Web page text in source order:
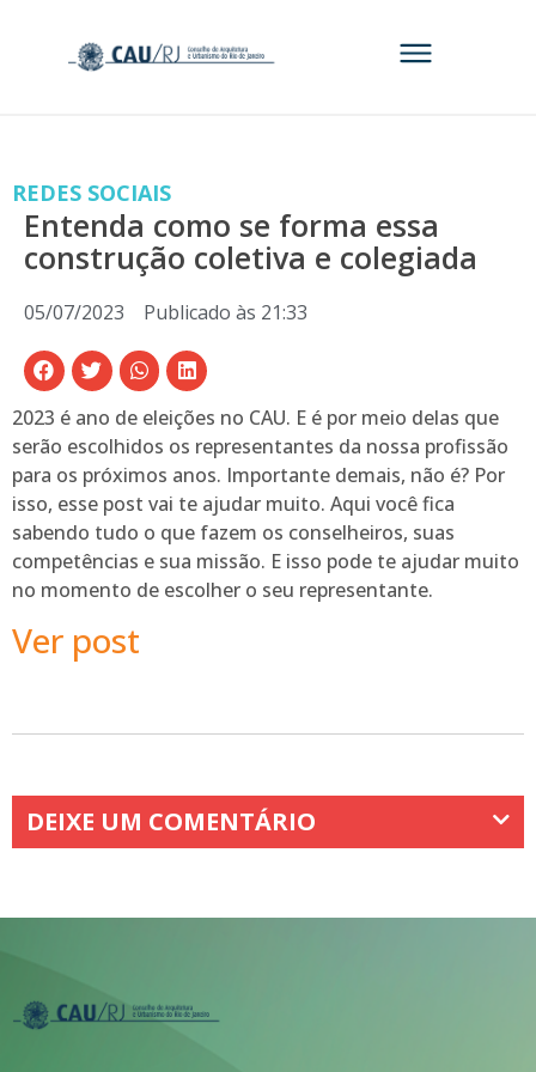
REDES SOCIAIS
Entenda como se forma essa
construção coletiva e colegiada
05/07/2023 Publicado às 21:33
2023 é ano de eleições no CAU. E é por meio delas que
serão escolhidos os representantes da nossa profissão
para os próximos anos. Importante demais, não é? Por
isso, esse post vai te ajudar muito. Aqui você fica
sabendo tudo o que fazem os conselheiros, suas
competências e sua missão. E isso pode te ajudar muito
no momento de escolher o seu representante.
Ver post
DEIXE UM COMENTÁRIO